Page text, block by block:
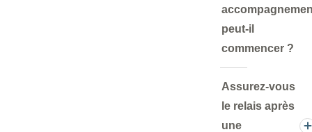
peut-il
commencer ?
Assurez-vous
le relais après
une